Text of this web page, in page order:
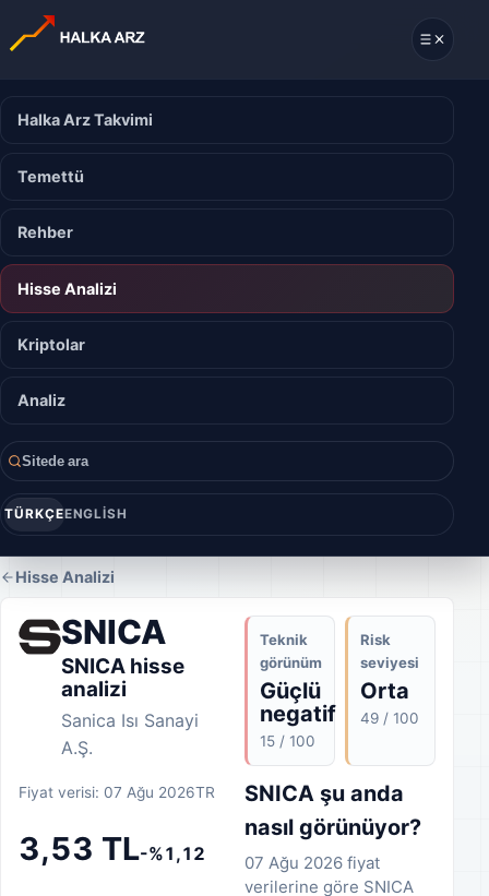
Halka Arz Takvimi
Temettü
Rehber
Hisse Analizi
Kriptolar
Analiz
Sitede ara
TÜRKÇEENGLISH
Hisse Analizi
SNICA
SNICA hisse
analizi
Sanica Isı Sanayi
A.Ş.
Fiyat verisi: 07 Ağu 2026TR
3,53 TL-%1,12
Teknik
görünüm
Güçlü
negatif
15 / 100
Risk
seviyesi
Orta
49 / 100
SNICA şu anda
nasıl görünüyor?
07 Ağu 2026 fiyat
verilerine göre SNICA